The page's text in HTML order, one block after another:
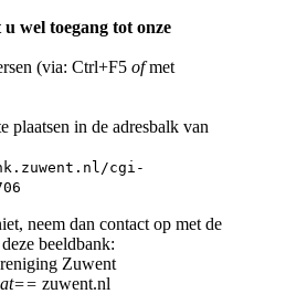
wel toegang tot onze
(via: Ctrl+F5 ofmet
plaatsen in de adresbalk van
cgi-
neem dan contact op met de
beeldbank:
Zuwent
zuwent.nl